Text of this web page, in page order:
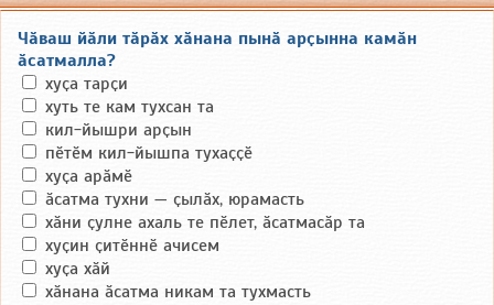
Чӑваш йӑли тӑрӑх хӑнана пынӑ арҫынна камӑн
ӑсатмалла?
хуҫа тарҫи
хуть те кам тухсан та
кил-йышри арҫын
пӗтӗм кил-йышпа тухаҫҫӗ
хуҫа арӑмӗ
ӑсатма тухни — ҫылӑх, юрамасть
хӑни ҫулне ахаль те пӗлет, ӑсатмасӑр та
хуҫин ҫитӗннӗ ачисем
хуҫа хӑй
хӑнана ӑсатма никам та тухмасть